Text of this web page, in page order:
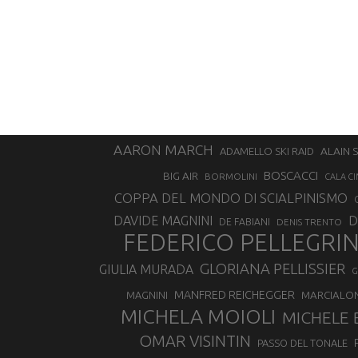
AARON MARCH ADAMELLO SKI RAID ALAIN
BIG AIR
BORMOLINI BOSCACCI CALA
COPPA DEL MONDO DI SCIALPINISMO
DAVIDE MAGNINI DE FABIANI DENIS TRENTO
FEDERICO
GIULIA MURADA GLORIANA PELLISSIER
MAGNINI MANFRED REICHEGGER
MICHELA MOIOLI MICHELE
OMAR VISINTIN PASSO DEL TONALE